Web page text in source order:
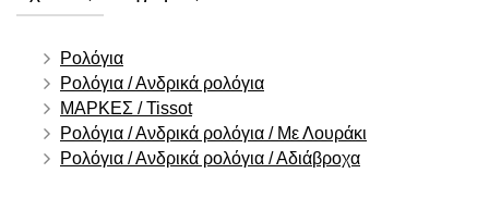
Ρολόγια
Ρολόγια / Ανδρικά ρολόγια
ΜΑΡΚΕΣ / Tissot
Ρολόγια / Ανδρικά ρολόγια / Με Λουράκι
Ρολόγια / Ανδρικά ρολόγια / Αδιάβροχα